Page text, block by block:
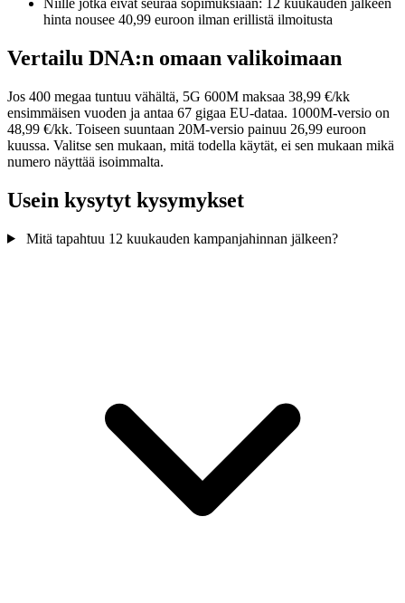
Niille jotka eivät seuraa sopimuksiaan: 12 kuukauden jälkeen
hinta nousee 40,99 euroon ilman erillistä ilmoitusta
Vertailu DNA:n omaan valikoimaan
Jos 400 megaa tuntuu vähältä, 5G 600M maksaa 38,99 €/kk
ensimmäisen vuoden ja antaa 67 gigaa EU-dataa. 1000M-versio on
48,99 €/kk. Toiseen suuntaan 20M-versio painuu 26,99 euroon
kuussa. Valitse sen mukaan, mitä todella käytät, ei sen mukaan mikä
numero näyttää isoimmalta.
Usein kysytyt kysymykset
Mitä tapahtuu 12 kuukauden kampanjahinnan jälkeen?